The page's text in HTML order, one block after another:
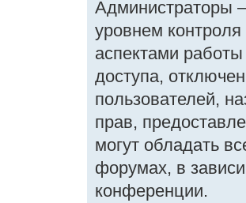
Администраторы
уровнем
аспектами
доступа,
пользователей,
прав,
могут обладать
форумах, в
конференции.